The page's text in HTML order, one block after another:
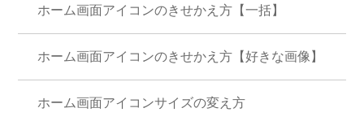
ホーム画面アイコンのきせかえ方【一括】
ホーム画面アイコンのきせかえ方【好きな画像】
ホーム画面アイコンサイズの変え方